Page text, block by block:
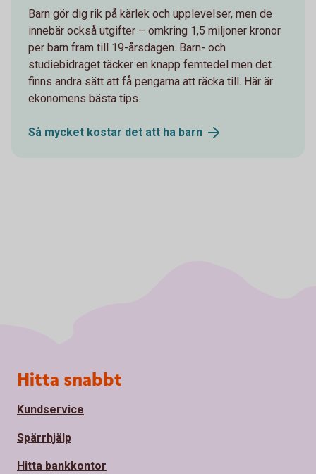
Barn gör dig rik på kärlek och upplevelser, men de
innebär också utgifter – omkring 1,5 miljoner kronor
per barn fram till 19-årsdagen. Barn- och
studiebidraget täcker en knapp femtedel men det
finns andra sätt att få pengarna att räcka till. Här är
ekonomens bästa tips.
Så mycket kostar det att ha barn
Sidfot
Hitta snabbt
Kundservice
Spärrhjälp
Hitta bankkontor